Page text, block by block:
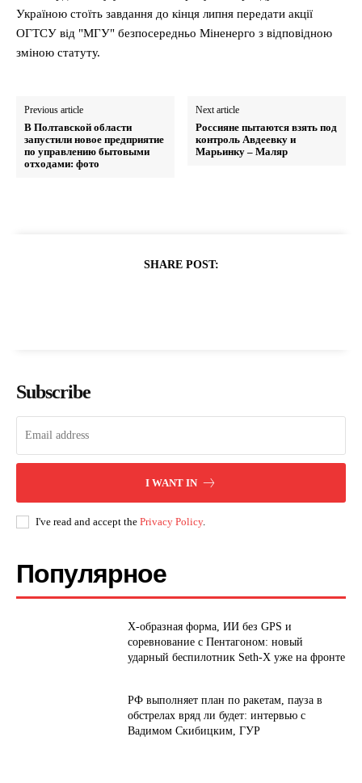
Україною стоїть завдання до кінця липня передати акції
ОГТСУ від "МГУ" безпосередньо Міненерго з відповідною
зміною статуту.
Previous article
В Полтавской области
запустили новое предприятие
по управлению бытовыми
отходами: фото
Next article
Россияне пытаются взять под
контроль Авдеевку и
Марьинку – Маляр
SHARE POST:
Subscribe
I WANT IN
I've read and accept the Privacy Policy.
Популярное
Х-образная форма, ИИ без GPS и
соревнование с Пентагоном: новый
ударный беспилотник Seth-X уже на фронте
РФ выполняет план по ракетам, пауза в
обстрелах вряд ли будет: интервью с
Вадимом Скибицким, ГУР